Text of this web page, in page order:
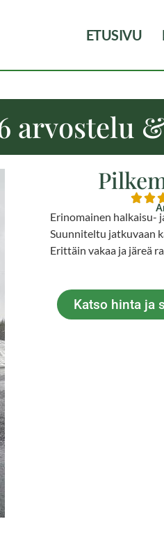
ETUSIVU
arvostelu
Erinomainen halkaisu-
Suunniteltu jatkuvaan
Erittäin vakaa ja järeä
Katso hinta ja